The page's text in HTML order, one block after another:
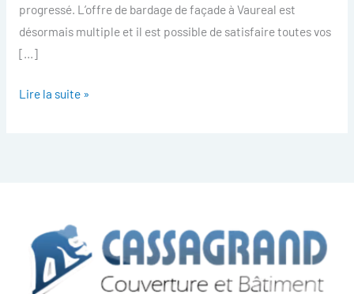
progressé. L’offre de bardage de façade à Vaureal est
désormais multiple et il est possible de satisfaire toutes vos
[…]
Lire la suite »